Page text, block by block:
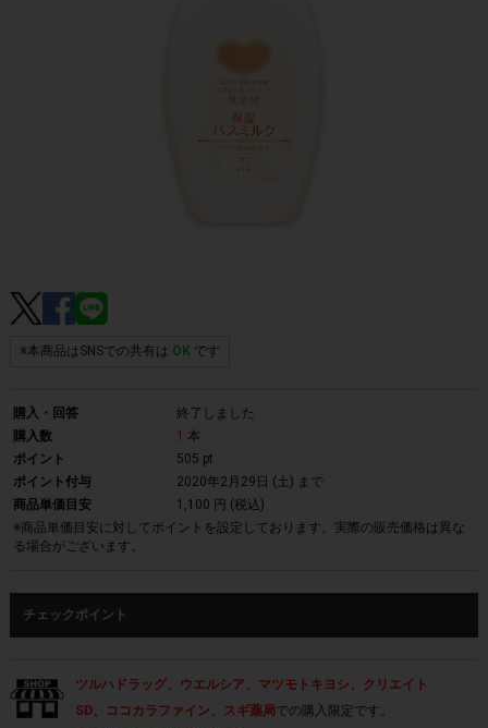
※本商品はSNSでの共有は OKです
購入・回答
終了しました
購入数
1 本
ポイント
505 pt
ポイント付与
2020年2月29日 (土) まで
商品単価目安
1,100 円 (税込)
※商品単価目安に対してポイントを設定しております。実際の販売価格は異な
る場合がございます。
チェックポイント
ツルハドラッグ、ウエルシア、マツモトキヨシ、クリエイト
SD、ココカラファイン、スギ薬局での購入限定です。